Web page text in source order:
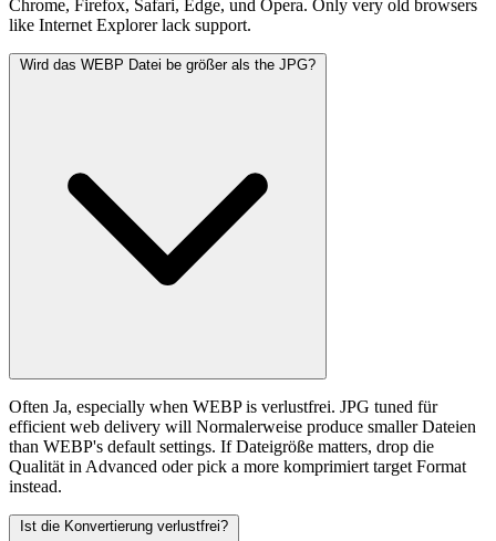
Chrome, Firefox, Safari, Edge, und Opera. Only very old browsers
like Internet Explorer lack support.
Wird das WEBP Datei be größer als the JPG?
Often Ja, especially when WEBP is verlustfrei. JPG tuned für
efficient web delivery will Normalerweise produce smaller Dateien
than WEBP's default settings. If Dateigröße matters, drop die
Qualität in Advanced oder pick a more komprimiert target Format
instead.
Ist die Konvertierung verlustfrei?